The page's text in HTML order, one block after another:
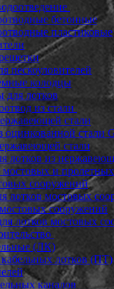
бетонные
пластиковые
пескоуловителей
колодцы
для лотков
из стали
стали
оцинкованной стали
стали
лотков из
мостовых и
сооружений
лотков мостовых
сооружений
лотков мостовых
(ЛК)
лотков (ПТ)
каналов